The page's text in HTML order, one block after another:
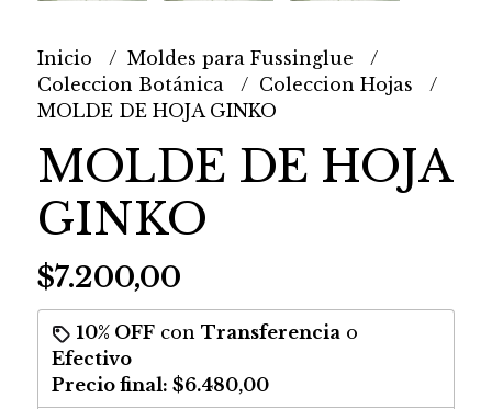
Inicio
Moldes para Fussinglue
Coleccion Botánica
Coleccion Hojas
MOLDE DE HOJA GINKO
MOLDE DE HOJA
GINKO
$7.200,00
10% OFFcon Transferencia o
Efectivo
Precio final: $6.480,00